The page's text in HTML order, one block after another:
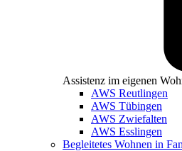
Assistenz im eigenen
AWS Reutlingen
AWS Tübingen
AWS Zwiefalten
AWS Esslingen
Begleitetes Wohnen in